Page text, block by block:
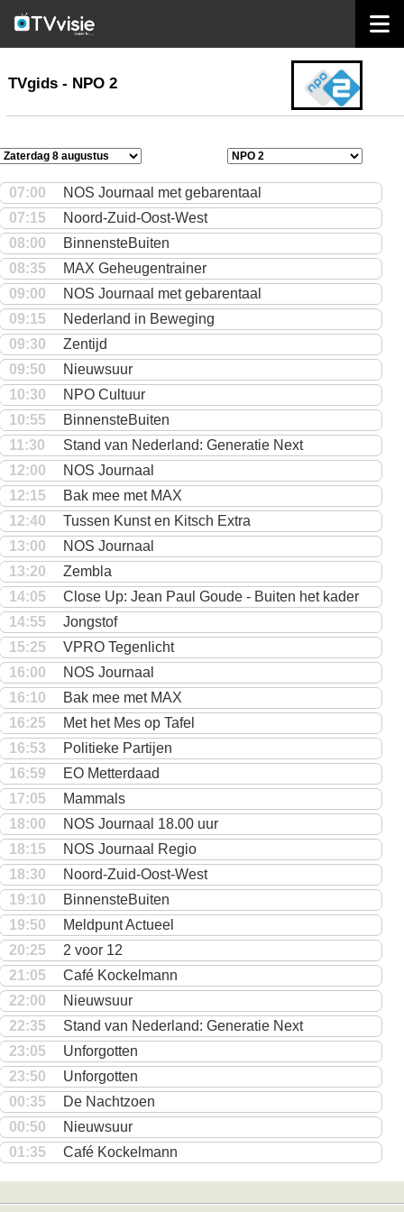
TVgids
TVgids - NPO 2
07:00
NOS Journaal met gebarentaal
07:15
Noord-Zuid-Oost-West
08:00
BinnensteBuiten
08:35
MAX Geheugentrainer
09:00
NOS Journaal met gebarentaal
09:15
Nederland in Beweging
09:30
Zentijd
09:50
Nieuwsuur
10:30
NPO Cultuur
10:55
BinnensteBuiten
11:30
Stand van Nederland: Generatie Next
12:00
NOS Journaal
12:15
Bak mee met MAX
12:40
Tussen Kunst en Kitsch Extra
13:00
NOS Journaal
13:20
Zembla
14:05
Close Up: Jean Paul Goude - Buiten het kader
14:55
Jongstof
15:25
VPRO Tegenlicht
16:00
NOS Journaal
16:10
Bak mee met MAX
16:25
Met het Mes op Tafel
16:53
Politieke Partijen
16:59
EO Metterdaad
17:05
Mammals
18:00
NOS Journaal 18.00 uur
18:15
NOS Journaal Regio
18:30
Noord-Zuid-Oost-West
19:10
BinnensteBuiten
19:50
Meldpunt Actueel
20:25
2 voor 12
21:05
Café Kockelmann
22:00
Nieuwsuur
22:35
Stand van Nederland: Generatie Next
23:05
Unforgotten
23:50
Unforgotten
00:35
De Nachtzoen
00:50
Nieuwsuur
01:35
Café Kockelmann